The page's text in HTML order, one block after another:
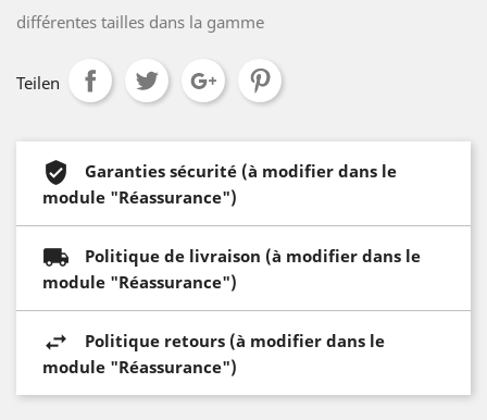
différentes tailles dans la gamme
Teilen
Garanties sécurité (à modifier dans le
module "Réassurance")
Politique de livraison (à modifier dans le
module "Réassurance")
Politique retours (à modifier dans le
module "Réassurance")